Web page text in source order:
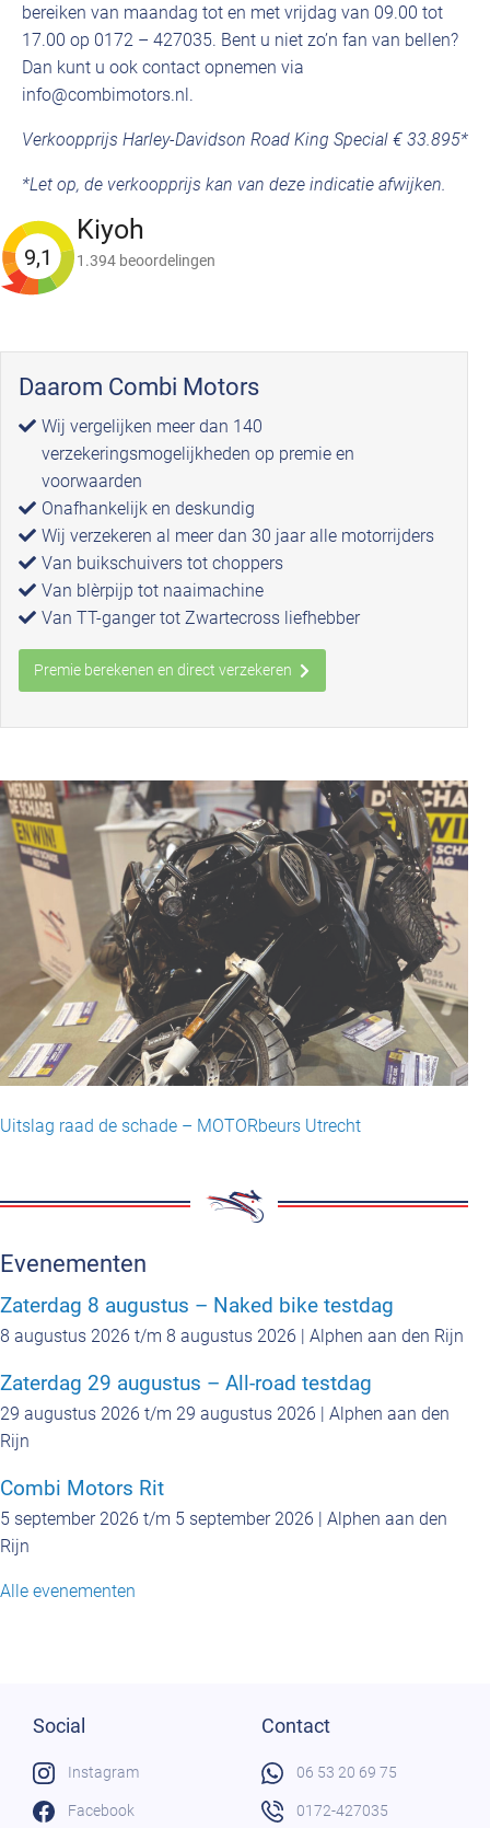
bereiken van maandag tot en met vrijdag van 09.00 tot
17.00 op 0172 – 427035. Bent u niet zo’n fan van bellen?
Dan kunt u ook contact opnemen via
info@combimotors.nl.
Verkoopprijs Harley-Davidson Road King Special € 33.895*
*Let op, de verkoopprijs kan van deze indicatie afwijken.
9,1
Kiyoh
1.394 beoordelingen
Daarom Combi Motors
Wij vergelijken meer dan 140
verzekeringsmogelijkheden op premie en
voorwaarden
Onafhankelijk en deskundig
Wij verzekeren al meer dan 30 jaar alle motorrijders
Van buikschuivers tot choppers
Van blèrpijp tot naaimachine
Van TT-ganger tot Zwartecross liefhebber
Premie berekenen en direct verzekeren
Uitslag raad de schade – MOTORbeurs Utrecht
Evenementen
Zaterdag 8 augustus – Naked bike testdag
8 augustus 2026 t/m 8 augustus 2026 | Alphen aan den Rijn
Zaterdag 29 augustus – All-road testdag
29 augustus 2026 t/m 29 augustus 2026 | Alphen aan den
Rijn
Combi Motors Rit
5 september 2026 t/m 5 september 2026 | Alphen aan den
Rijn
Alle evenementen
Social
Instagram
Facebook
Contact
06 53 20 69 75
0172-427035